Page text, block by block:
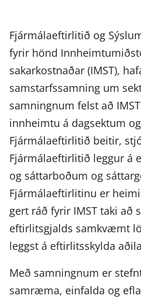
Fjármálaeftirlitið og
fyrir hönd
sakarkostnaðar (IMST),
samstarfssamning um
samningnum felst að
innheimtu á dagsektum
Fjármálaeftirlitið beitir,
Fjármálaeftirlitið leggur á
og sáttarboðum og
Fjármálaeftirlitinu er
gert ráð fyrir IMST taki að
eftirlitsgjalds samkvæmt
leggst á eftirlitsskylda
Með samningnum er
samræma, einfalda og